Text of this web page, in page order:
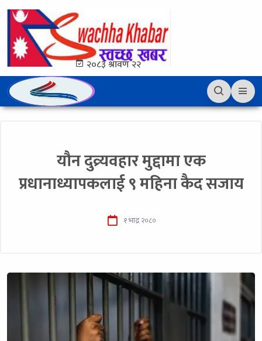
२०८३ श्रावण २२
यौन दुव्र्यवहार मुद्दामा एक
प्रधानाध्यापकलाई ९ महिना कैद सजाय
१ भाद्र २०८०